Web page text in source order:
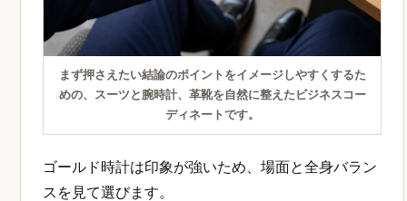
まず押さえたい結論のポイントをイメージしやすくするた
めの、スーツと腕時計、革靴を自然に整えたビジネスコー
ディネートです。
ゴールド時計は印象が強いため、場面と全身バラン
スを見て選びます。